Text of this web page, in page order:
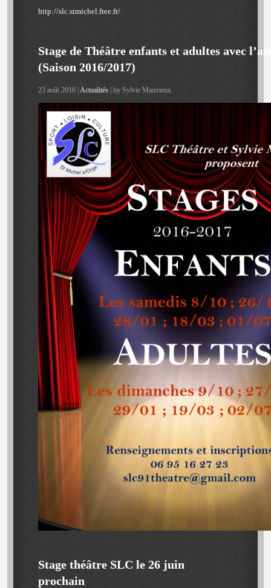
http://slc.stmichel.free.fr/
Stage de Théâtre enfants et adultes avec
(Saison 2016/2017)
23 août 2016 |Actualités| by Sylvie Mauvieux
Stage théâtre SLC le 26 juin
prochain